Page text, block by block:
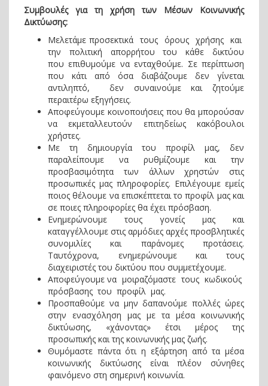
Συμβουλές για τη χρήση των Μέσων Κοινωνικής
Δικτύωσης:
Μελετάμε προσεκτικά τους όρους χρήσης και
την πολιτική απορρήτου του κάθε δικτύου
που επιθυμούμε να ενταχθούμε. Σε περίπτωση
που κάτι από όσα διαβάζουμε δεν γίνεται
αντιληπτό, δεν συναινούμε και ζητούμε
περαιτέρω εξηγήσεις.
Αποφεύγουμε κοινοποιήσεις που θα μπορούσαν
να εκμεταλλευτούν επιτηδείως κακόβουλοι
χρήστες.
Με τη δημιουργία του προφίλ μας, δεν
παραλείπουμε να ρυθμίζουμε και την
προσβασιμότητα των άλλων χρηστών στις
προσωπικές μας πληροφορίες. Επιλέγουμε εμείς
ποιος θέλουμε να επισκέπτεται το προφίλ μας και
σε ποιες πληροφορίες θα έχει πρόσβαση.
Ενημερώνουμε τους γονείς μας και
καταγγέλλουμε στις αρμόδιες αρχές προσβλητικές
συνομιλίες και παράνομες προτάσεις.
Ταυτόχρονα, ενημερώνουμε και τους
διαχειριστές του δικτύου που συμμετέχουμε.
Αποφεύγουμε να μοιραζόμαστε τους κωδικούς
πρόσβασης του προφίλ μας.
Προσπαθούμε να μην δαπανούμε πολλές ώρες
στην ενασχόληση μας με τα μέσα κοινωνικής
δικτύωσης, «χάνοντας» έτσι μέρος της
προσωπικής και της κοινωνικής μας ζωής.
Θυμόμαστε πάντα ότι η εξάρτηση από τα μέσα
κοινωνικής δικτύωσης είναι πλέον σύνηθες
φαινόμενο στη σημερινή κοινωνία.